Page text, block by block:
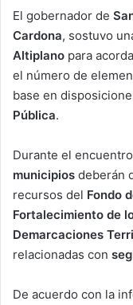
El gobernador de
Cardona, sostuvo
Altiplano para
el número de
base en
Pública.
Durante el
municipios deberán
recursos del Fondo
Fortalecimiento de
Demarcaciones
relacionadas con
De acuerdo con la